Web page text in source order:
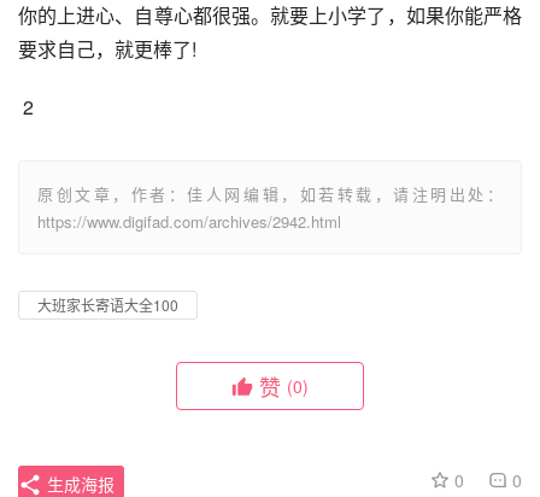
你的上进心、自尊心都很强。就要上小学了，如果你能严格
要求自己，就更棒了!
2
原创文章，作者：佳人网编辑，如若转载，请注明出处：
https://www.digifad.com/archives/2942.html
大班家长寄语大全100
赞 (0)
0 0
生成海报